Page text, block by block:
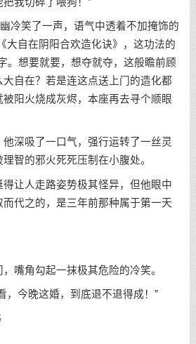
笑了一声，语气中透着不加掩饰的
大自在阴阳合欢造化诀》，这功法的
。想要就要，想夺就夺，这般瞻前顾
自在？若是连这点送上门的造化都
阳火烧成灰烬，本座再去寻个顺眼
吸了一口气，强行运转了一丝灵
智的邪火死死压制在小腹处。
让人走路姿势极其怪异，但他眼中
代之的，是三年前那种属于第一天
角勾起一抹极其危险的冷笑。
今晚这婚，到底退不退得成！”